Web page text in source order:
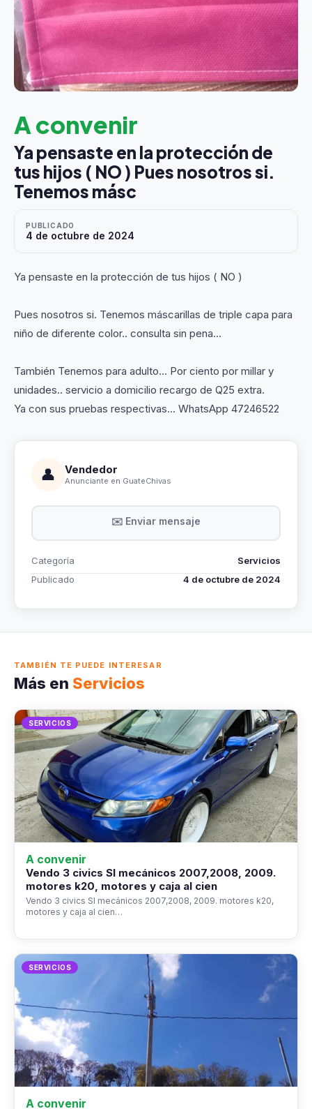
A convenir
Ya pensaste en la protección de
tus hijos ( NO ) Pues nosotros si.
Tenemos másc
PUBLICADO
4 de octubre de 2024
Ya pensaste en la protección de tus hijos ( NO )
Pues nosotros si. Tenemos máscarillas de triple capa para
niño de diferente color.. consulta sin pena...
También Tenemos para adulto... Por ciento por millar y
unidades.. servicio a domicilio recargo de Q25 extra.
Ya con sus pruebas respectivas... WhatsApp 47246522
👤 Vendedor
Anunciante en GuateChivas
✉️ Enviar mensaje
Categoría
Servicios
Publicado
4 de octubre de 2024
TAMBIÉN TE PUEDE INTERESAR
Más en Servicios
SERVICIOS
A convenir
Vendo 3 civics SI mecánicos 2007,2008, 2009.
motores k20, motores y caja al cien
Vendo 3 civics SI mecánicos 2007,2008, 2009. motores k20,
motores y caja al cien…
SERVICIOS
A convenir